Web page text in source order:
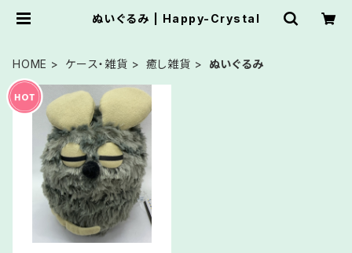
ぬいぐるみ | Happy-Crystal
HOME ケース・雑貨 癒し雑貨 ぬいぐるみ